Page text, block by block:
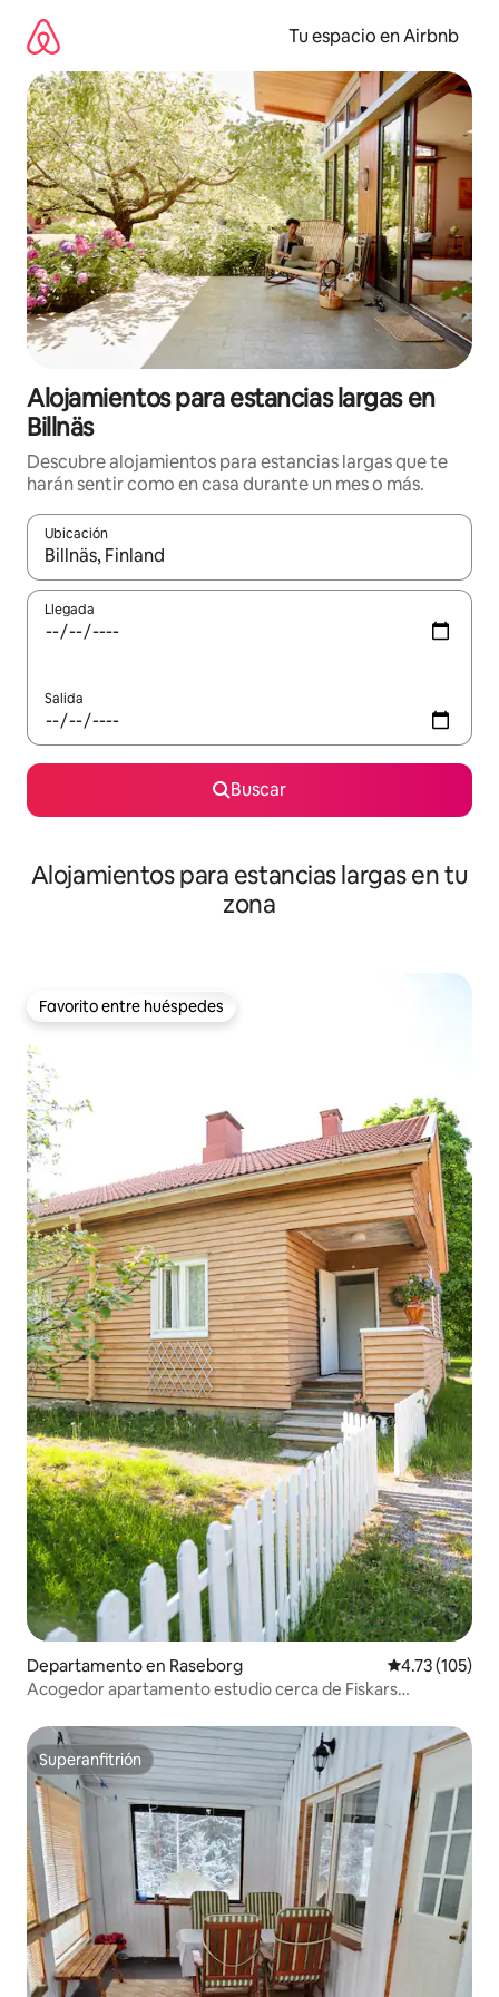
contenido
Tu espacio en Airbnb
Alojamientos para estancias largas en
Billnäs
Descubre alojamientos para estancias largas que te
harán sentir como en casa durante un mes o más.
Ubicación
Cuando los resultados estén disponibles, podrás navegar
Llegada
Salida
Buscar
Alojamientos para estancias largas en tu
zona
Favorito entre huéspedes
Favorito entre huéspedes
Departamento en Raseborg Calificación
4.73 (105)
Acogedor apartamento estudio cerca de Fiskars
Superanfitrión
Superanfitrión